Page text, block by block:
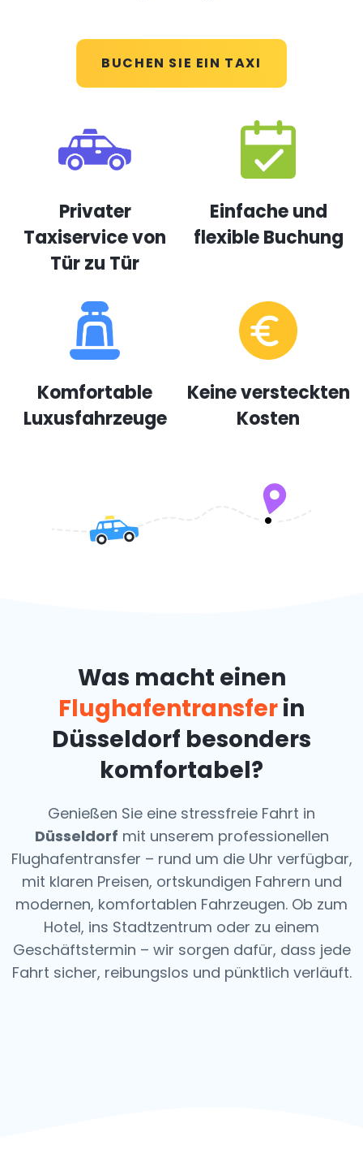
BUCHEN SIE EIN TAXI
Privater
Taxiservice von
Tür zu Tür
Einfache und
flexible Buchung
Komfortable
Luxusfahrzeuge
Keine versteckten
Kosten
Was macht einen
Flughafentransferin
Düsseldorf besonders
komfortabel?
Genießen Sie eine stressfreie Fahrt in
Düsseldorf mit unserem professionellen
Flughafentransfer – rund um die Uhr verfügbar,
mit klaren Preisen, ortskundigen Fahrern und
modernen, komfortablen Fahrzeugen. Ob zum
Hotel, ins Stadtzentrum oder zu einem
Geschäftstermin – wir sorgen dafür, dass jede
Fahrt sicher, reibungslos und pünktlich verläuft.